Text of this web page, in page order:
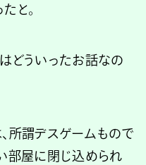
と。
どういったお話なの
所謂デスゲームもので
部屋に閉じ込められ